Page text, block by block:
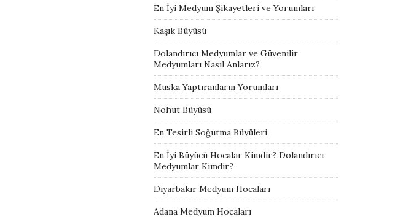
En İyi Medyum Şikayetleri ve Yorumları
Kaşık Büyüsü
Dolandırıcı Medyumlar ve Güvenilir
Medyumları Nasıl Anlarız?
Muska Yaptıranların Yorumları
Nohut Büyüsü
En Tesirli Soğutma Büyüleri
En İyi Büyücü Hocalar Kimdir? Dolandırıcı
Medyumlar Kimdir?
Diyarbakır Medyum Hocaları
Adana Medyum Hocaları